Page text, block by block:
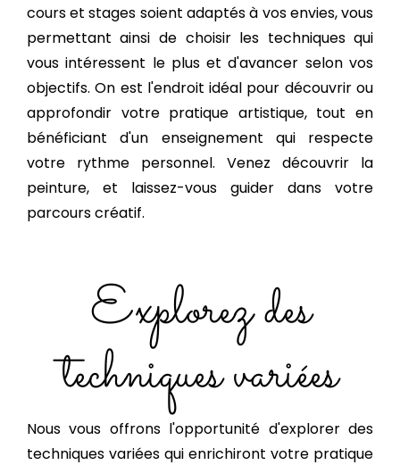
cours et stages soient adaptés à vos envies, vous
permettant ainsi de choisir les techniques qui
vous intéressent le plus et d'avancer selon vos
objectifs. On est l'endroit idéal pour découvrir ou
approfondir votre pratique artistique, tout en
bénéficiant d'un enseignement qui respecte
votre rythme personnel. Venez découvrir la
peinture, et laissez-vous guider dans votre
parcours créatif.
Explorez des
techniques variées
Nous vous offrons l'opportunité d'explorer des
techniques variées qui enrichiront votre pratique